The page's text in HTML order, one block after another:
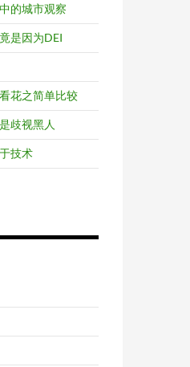
的城市观察
是因为DEI
花之简单比较
歧视黑人
技术